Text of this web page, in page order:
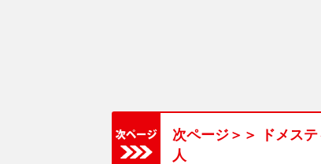
次ページ＞＞ ドメス
人